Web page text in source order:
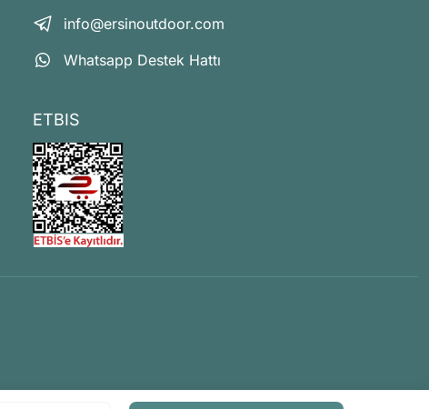
info@ersinoutdoor.com
Whatsapp Destek Hattı
ETBIS